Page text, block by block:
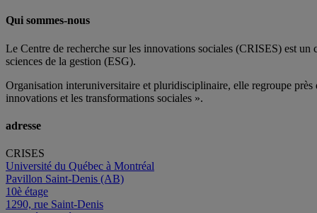
Qui sommes-nous
Le Centre de recherche sur les innovations sociales (CRISES) est
sciences de la gestion (ESG).
Organisation interuniversitaire et pluridisciplinaire, elle regroupe près
innovations et les transformations sociales ».
adresse
CRISES
Université du Québec à Montréal
Pavillon Saint-Denis (AB)
10è étage
1290, rue Saint-Denis